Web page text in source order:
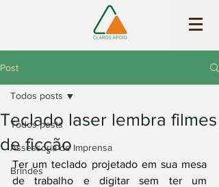
Post
Todos posts
Assessoria de Imprensa
Brindes
Todos posts
Teclado laser lembra filmes
de ficção
Ter um teclado projetado em sua mesa
de trabalho e digitar sem ter um